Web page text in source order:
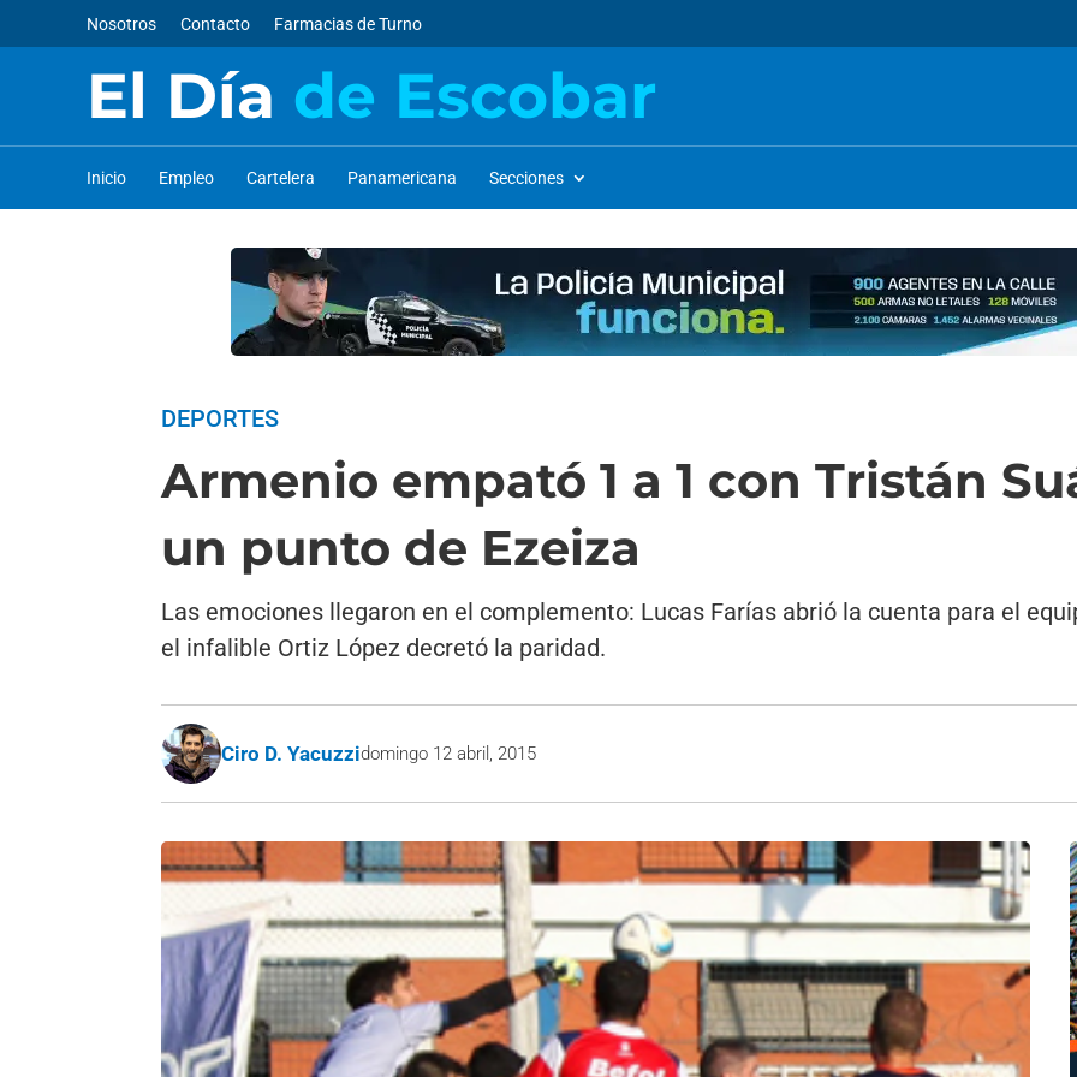
Nosotros Contacto Farmacias de Turno
El Día de Escobar
Inicio Empleo Cartelera Panamericana Secciones
DEPORTES
Armenio empató 1 a 1 con Tristán
un punto de Ezeiza
Las emociones llegaron en el complemento: Lucas Farías abrió la cuenta para el
el infalible Ortiz López decretó la paridad.
Ciro D. Yacuzzidomingo 12 abril, 2015